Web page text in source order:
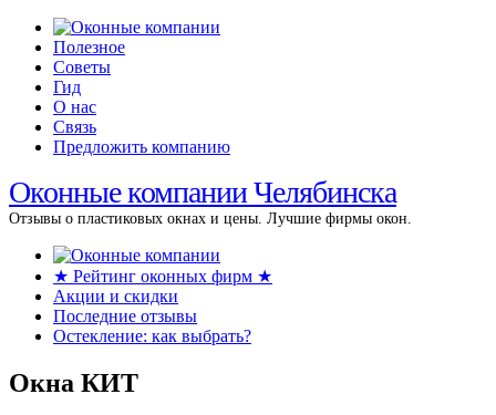
Полезное
Советы
Гид
О нас
Связь
Предложить компанию
Оконные компании Челябинска
Отзывы о пластиковых окнах и цены. Лучшие фирмы окон.
★ Рейтинг оконных фирм ★
Акции и скидки
Последние отзывы
Остекление: как выбрать?
Окна КИТ